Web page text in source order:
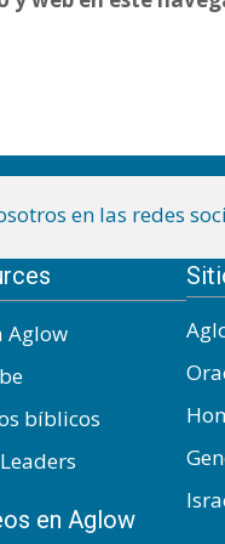
en las redes
Aglow
bíblicos
en Aglow